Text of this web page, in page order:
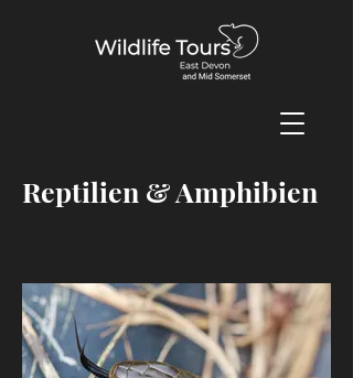
Reptilien & Amphibien